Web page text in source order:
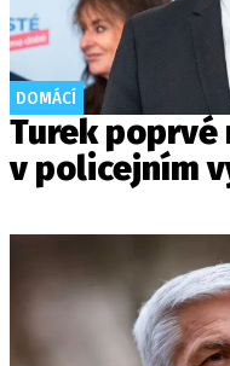
DOMÁCÍ
Turek poprvé
v policejním